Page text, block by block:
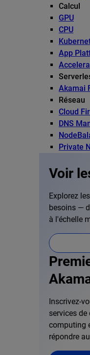
Calcul
GPU
CPU
App
Akamai
Réseau
Cloud
DNS
Private
Voir
Explorez
besoins —
à l'échelle
Inscrivez-
services de
computing
répondre